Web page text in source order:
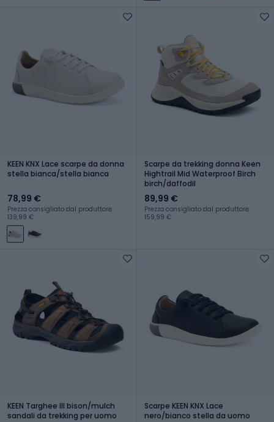
KEEN KNX Lace scarpe da donna
stella bianca/stella bianca
78,99 €
Prezzo consigliato dal produttore:
139,99 €
Scarpe da trekking donna Keen
Hightrail Mid Waterproof Birch
birch/daffodil
89,99 €
Prezzo consigliato dal produttore:
159,99 €
KEEN Targhee III bison/mulch
sandali da trekking per uomo
Scarpe KEEN KNX Lace
nero/bianco stella da uomo